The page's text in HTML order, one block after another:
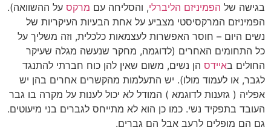
בגישה של הפמיניזם הליברלי, והסליחה עם מרקס על ההשוואה).
הפמיניזם המרקסיסטי מצביע על אחת הבעיות העיקריות של
נשים היום – חוסר האפשרות לעצמאות כלכלית, וזה משליך על
כל התחומים האחרים (לדוגמה, מחקר שנעשה מגלה שעיקר
החולים באיידס הן נשים, משום שאין להן כוח חברתי להתנגד
לגבר, או לעמוד מולו). יש התעלמות מהקשרים אחרים בהן יש
אפליה ( גזענות לדוגמא ) המודל לא יכול לענות על מקרה בו גבר
העובד בתפקיד נשי. כמו כן הוא לא מתייחס לגברים בני מיעוטים.
גם הם מופלים לרעב אבל הם גברים.